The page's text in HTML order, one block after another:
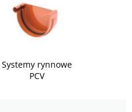
Systemy rynnowe
PCV